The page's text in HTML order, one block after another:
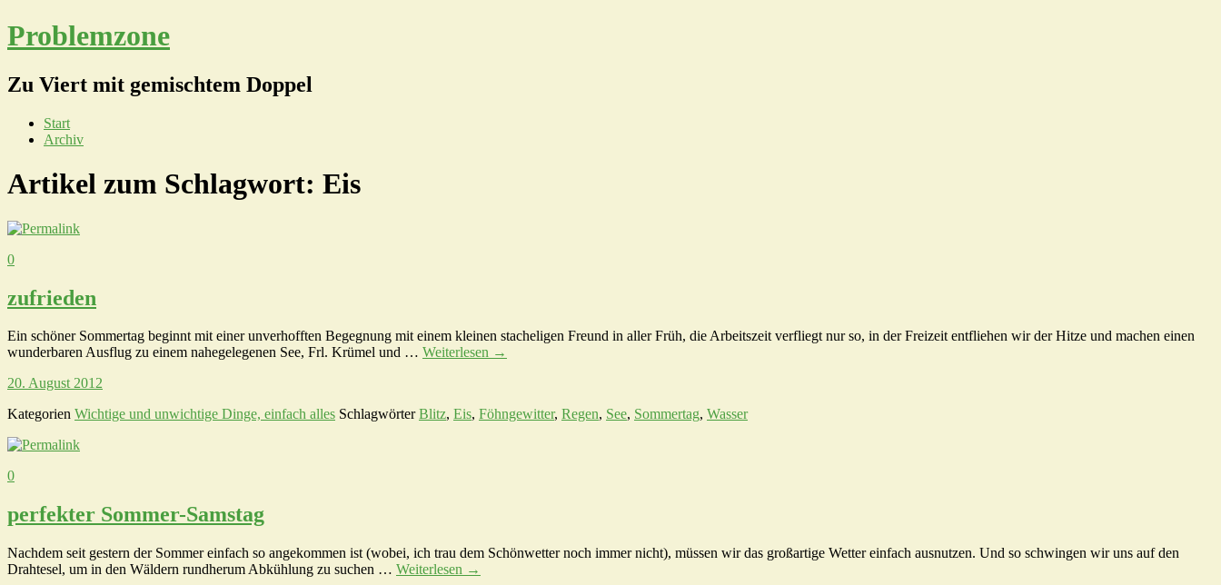
Problemzone
Zu Viert mit gemischtem Doppel
Start
Archiv
Artikel zum Schlagwort: Eis
0
zufrieden
Ein schöner Sommertag beginnt mit einer unverhofften Begegnung mit einem kleinen stacheligen Freund in aller Früh, die Arbeitszeit verfliegt nur so, in der Freizeit entfliehen wir der Hitze und machen einen
wunderbaren Ausflug zu einem nahegelegenen See, Frl. Krümel und … Weiterlesen →
20. August 2012
Kategorien Wichtige und unwichtige Dinge, einfach alles SchlagwörterBlitz, Eis, Föhngewitter, Regen, See, Sommertag, Wasser
0
perfekter Sommer-Samstag
Nachdem seit gestern der Sommer einfach so angekommen ist (wobei, ich trau dem Schönwetter noch immer nicht), müssen wir das großartige Wetter einfach ausnutzen. Und so schwingen wir uns auf den
Drahtesel, um in den Wäldern rundherum Abkühlung zu suchen … Weiterlesen →